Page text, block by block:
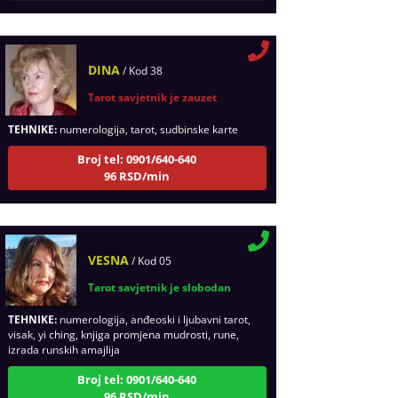
Tarot savjetnik je zauzet
TEHNIKE:numerologija, tarot, sudbinske karte
Broj tel: 0901/640-640
96 RSD/min
Tarot savjetnik je slobodan
TEHNIKE:numerologija, anđeoski i ljubavni tarot,
visak, yi ching, knjiga promjena mudrosti, rune,
izrada runskih amajlija
Broj tel: 0901/640-640
96 RSD/min